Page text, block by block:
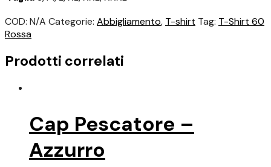
COD: N/A Categorie: Abbigliamento, T-shirt Tag: T-Shirt 60
Rossa
Prodotti correlati
Cap Pescatore –
Azzurro